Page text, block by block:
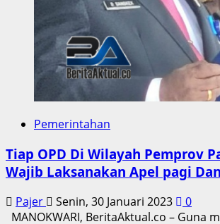
Pemerintahan
Tiap OPD Di Wilayah Pemprov
Wajib Laksanakan Apel pagi
Pajer Senin, 30 Januari 2023
0
MANOKWARI, BeritaAktual.co – Guna